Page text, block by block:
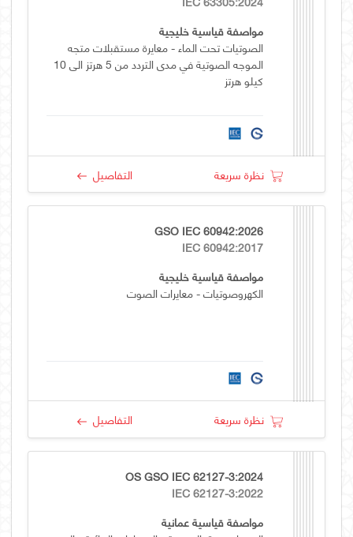
مواصفة قياسية خليجية
الصوتيات تحت الماء - معايرة مستقبلات متجه
الموجه الصوتية في مدى التردد من 5 هرتز الى 10
كيلو هرتز
نظرة سريعة التفاصيل
GSO IEC 60942:2026
IEC 60942:2017
مواصفة قياسية خليجية
الكهروصوتيات - معايرات الصوت
نظرة سريعة التفاصيل
OS GSO IEC 62127-3:2024
IEC 62127-3:2022
مواصفة قياسية عمانية